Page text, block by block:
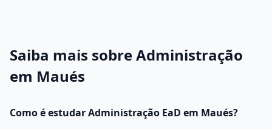
Saiba mais sobre Administração
em Maués
Como é estudar Administração EaD em Maués?